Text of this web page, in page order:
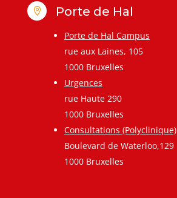
 Porte de Hal
Porte de Hal Campus
rue aux Laines, 105
1000 Bruxelles
Urgences
rue Haute 290
1000 Bruxelles
Consultations (Polyclinique)
Boulevard de Waterloo,129
1000 Bruxelles